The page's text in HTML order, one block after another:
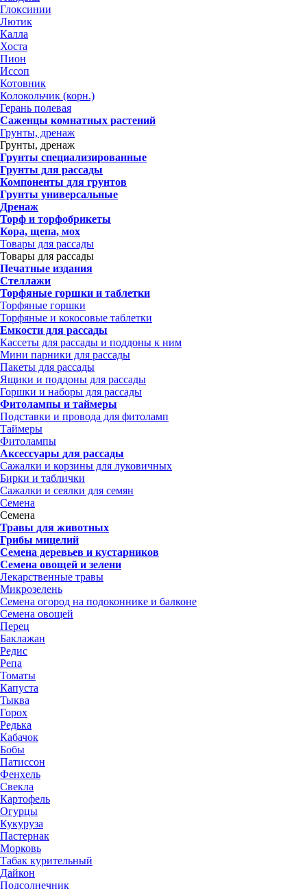
Глоксинии
Лютик
Калла
Хоста
Пион
Иссоп
Котовник
Колокольчик (корн.)
Герань полевая
Саженцы комнатных растений
Грунты, дренаж
Грунты, дренаж
Грунты специализированные
Грунты для рассады
Компоненты для грунтов
Грунты универсальные
Дренаж
Торф и торфобрикеты
Кора, щепа, мох
Товары для рассады
Товары для рассады
Печатные издания
Стеллажи
Торфяные горшки и таблетки
Торфяные горшки
Торфяные и кокосовые таблетки
Емкости для рассады
Кассеты для рассады и поддоны к ним
Мини парники для рассады
Пакеты для рассады
Ящики и поддоны для рассады
Горшки и наборы для рассады
Фитолампы и таймеры
Подставки и провода для фитоламп
Таймеры
Фитолампы
Аксессуары для рассады
Сажалки и корзины для луковичных
Бирки и таблички
Сажалки и сеялки для семян
Семена
Семена
Травы для животных
Грибы мицелий
Семена деревьев и кустарников
Семена овощей и зелени
Лекарственные травы
Микрозелень
Семена огород на подоконнике и балконе
Семена овощей
Перец
Баклажан
Редис
Репа
Томаты
Капуста
Тыква
Горох
Редька
Кабачок
Бобы
Патиссон
Фенхель
Свекла
Картофель
Огурцы
Кукуруза
Пастернак
Морковь
Табак курительный
Дайкон
Подсолнечник